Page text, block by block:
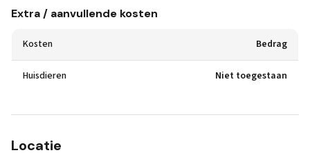
Extra / aanvullende kosten
Kosten Bedrag
Huisdieren Niet toegestaan
Locatie